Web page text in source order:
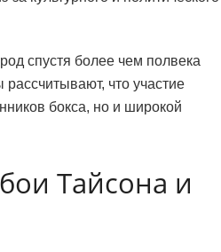
спустя более чем полвека
что участие
бокса, но и широкой
Тайсона и